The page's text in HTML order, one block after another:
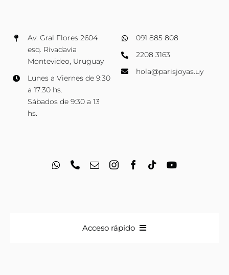
Av. Gral Flores 2604
esq. Rivadavia
Montevideo, Uruguay
Lunes a Viernes de 9:30
a 17:30 hs.
Sábados de 9:30 a 13
hs.
091 885 808
2208 3163
hola@parisjoyas.uy
Acceso rápido